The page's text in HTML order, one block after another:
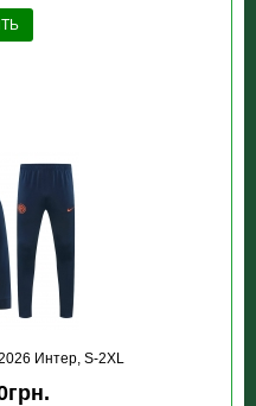
Интер, S-2XL